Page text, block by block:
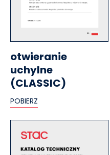
otwieranie
uchylne
(CLASSIC)
POBIERZ